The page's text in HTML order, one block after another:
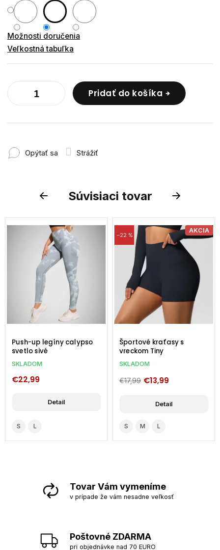
Možnosti doručenia
Veľkostná tabuľka
Pridať do košíka
Opýtať sa Strážiť
Súvisiaci tovar
Previous
Push-up legíny calypso
svetlo sivé
SKLADOM
€22,99
Detail
S L
AKCIA
–22 %
Športové kraťasy s
vreckom Tiny
SKLADOM
€17,99 €13,99
Detail
S M L
Next
Tovar Vám vymeníme
v prípade že vám nesadne veľkosť
Poštovné ZDARMA
pri objednávke nad 70 EURO